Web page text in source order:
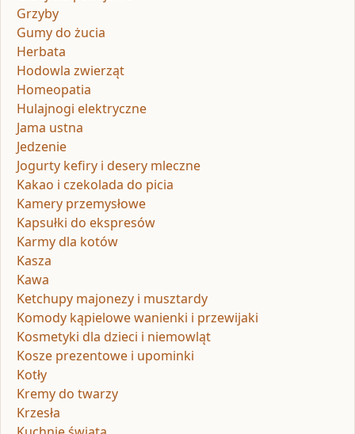
Grzyby
Gumy do żucia
Herbata
Hodowla zwierząt
Homeopatia
Hulajnogi elektryczne
Jama ustna
Jedzenie
Jogurty kefiry i desery mleczne
Kakao i czekolada do picia
Kamery przemysłowe
Kapsułki do ekspresów
Karmy dla kotów
Kasza
Kawa
Ketchupy majonezy i musztardy
Komody kąpielowe wanienki i przewijaki
Kosmetyki dla dzieci i niemowląt
Kosze prezentowe i upominki
Kotły
Kremy do twarzy
Krzesła